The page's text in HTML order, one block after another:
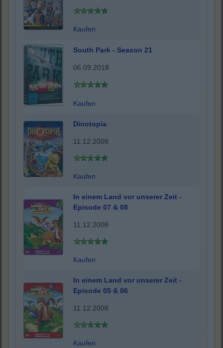
Kaufen
South Park - Season 21
06.09.2018
Kaufen
Dinotopia
11.12.2008
Kaufen
In einem Land vor unserer Zeit -
Episode 07 & 08
11.12.2008
Kaufen
In einem Land vor unserer Zeit -
Episode 05 & 06
11.12.2008
Kaufen